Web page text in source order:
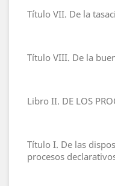
Título VII. De la
Título VIII. De la
Libro II. DE LOS
Título I. De las
procesos